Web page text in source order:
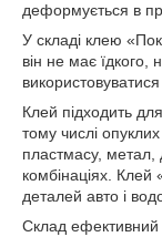
деформується в
У складі клею
він не має їдкого,
Клей підходить
тому числі опуклих
пластмасу, метал,
комбінаціях.
деталей авто і
Склад ефективний